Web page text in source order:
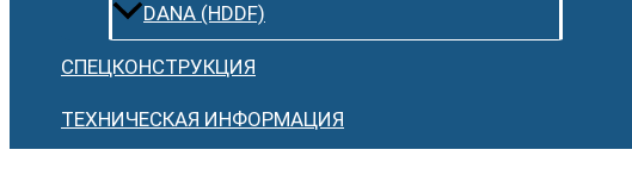
DANA (HDDF)
СПЕЦКОНСТРУКЦИЯ
ТЕХНИЧЕСКАЯ ИНФОРМАЦИЯ